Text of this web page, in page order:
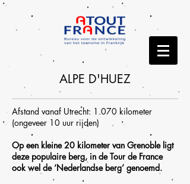
ALPE D'HUEZ
Afstand vanaf Utrecht: 1.070 kilometer
(ongeveer 10 uur rijden)
Op een kleine 20 kilometer van Grenoble ligt
deze populaire berg, in de Tour de France
ook wel de ‘Nederlandse berg’ genoemd.